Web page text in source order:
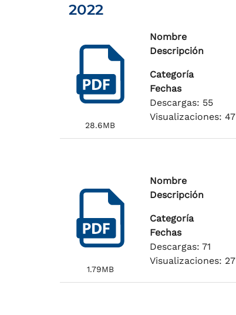
2022
28.6MB
Nombre
Descripción
Categoría
Fechas
Descargas: 55
Visualizaciones: 47
1.79MB
Nombre
Descripción
Categoría
Fechas
Descargas: 71
Visualizaciones: 27